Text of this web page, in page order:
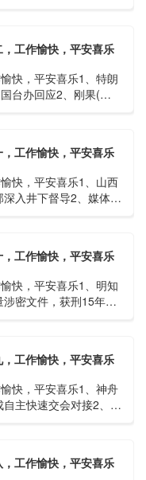
工作愉快，平安喜乐
快，平安喜乐1、特朗
台办回应2、刚果(金)
工作愉快，平安喜乐
快，平安喜乐1、山西
入井下督导2、媒体：
工作愉快，平安喜乐
快，平安喜乐1、明知
密文件，获刑15年
工作愉快，平安喜乐
快，平安喜乐1、神舟
主快速交会对接2、山
工作愉快，平安喜乐